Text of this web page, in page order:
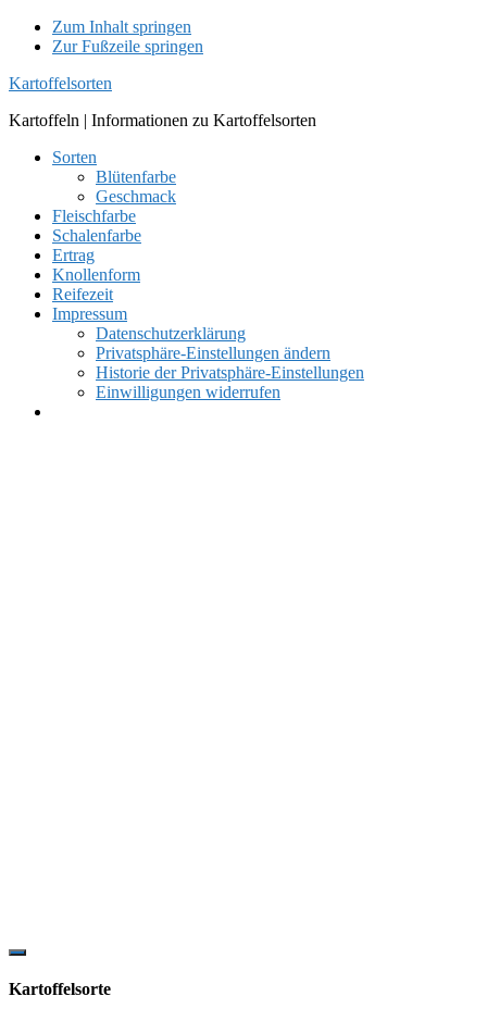
Zum Inhalt springen
Zur Fußzeile springen
Kartoffelsorten
Kartoffeln | Informationen zu Kartoffelsorten
Sorten
Blütenfarbe
Geschmack
Fleischfarbe
Schalenfarbe
Ertrag
Knollenform
Reifezeit
Impressum
Datenschutzerklärung
Privatsphäre-Einstellungen ändern
Historie der Privatsphäre-Einstellungen
Einwilligungen widerrufen
Show
Content
Kartoffelsorte